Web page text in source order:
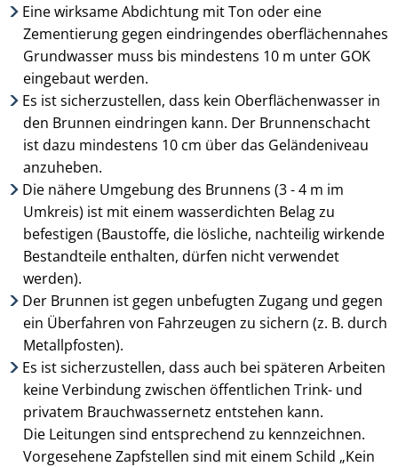
Eine wirksame Abdichtung mit Ton oder eine
Zementierung gegen eindringendes oberflächennahes
Grund­wasser muss bis mindestens 10 m unter GOK
eingebaut werden.
Es ist sicherzustellen, dass kein Oberflächenwasser in
den Brunnen eindringen kann. Der Brunnen­schacht
ist dazu mindestens 10 cm über das Geländeniveau
anzuheben.
Die nähere Umgebung des Brunnens (3 - 4 m im
Umkreis) ist mit einem wasserdichten Belag zu
befestigen (Baustoffe, die lösliche, nachteilig wirkende
Bestandteile ent­halten, dürfen nicht ver­wendet
werden).
Der Brunnen ist gegen unbefugten Zugang und gegen
ein Überfahren von Fahrzeugen zu sichern (z. B. durch
Metallpfosten).
Es ist sicherzustellen, dass auch bei späteren Arbeiten
keine Verbindung zwischen öffentlichen Trink- und
privatem Brauchwassernetz entstehen kann.
Die Leitungen sind entsprechend zu kennzeichnen.
Vorgesehene Zapfstellen sind mit einem Schild „Kein